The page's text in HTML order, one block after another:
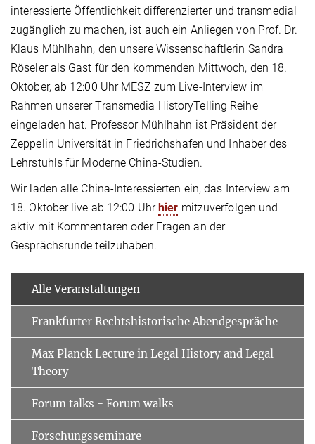
interessierte Öffentlichkeit differenzierter und transmedial
zugänglich zu machen, ist auch ein Anliegen von Prof. Dr.
Klaus Mühlhahn, den unsere Wissenschaftlerin Sandra
Röseler als Gast für den kommenden Mittwoch, den 18.
Oktober, ab 12:00 Uhr MESZ zum Live-Interview im
Rahmen unserer Transmedia HistoryTelling Reihe
eingeladen hat. Professor Mühlhahn ist Präsident der
Zeppelin Universität in Friedrichshafen und Inhaber des
Lehrstuhls für Moderne China-Studien.
Wir laden alle China-Interessierten ein, das Interview am
18. Oktober live ab 12:00 Uhr hier mitzuverfolgen und
aktiv mit Kommentaren oder Fragen an der
Gesprächsrunde teilzuhaben.
Alle Veranstaltungen
Frankfurter Rechtshistorische Abendgespräche
Max Planck Lecture in Legal History and Legal
Theory
Forum talks - Forum walks
Forschungsseminare